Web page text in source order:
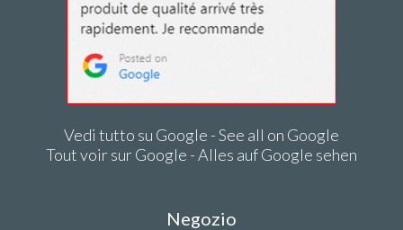
Vedi tutto su Google - See all on Google
Tout voir sur Google - Alles auf Google sehen
Negozio